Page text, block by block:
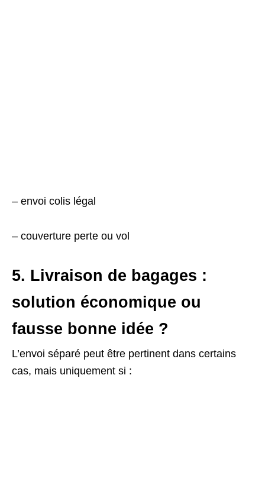
– envoi colis légal
– couverture perte ou vol
5. Livraison de bagages :
solution économique ou
fausse bonne idée ?
L’envoi séparé peut être pertinent dans certains
cas, mais uniquement si :